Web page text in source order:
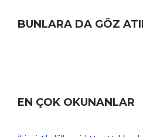
BUNLARA DA GÖZ
EN ÇOK OKUNANLAR